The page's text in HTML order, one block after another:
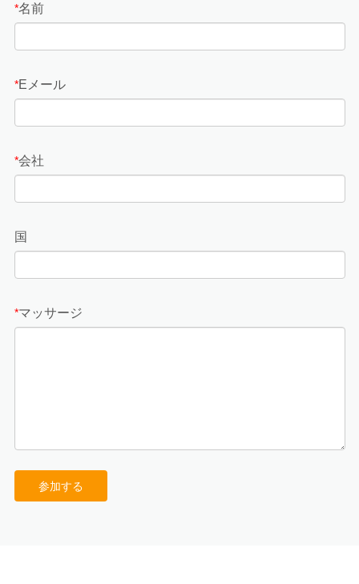
*名前
*Eメール
*会社
国
*マッサージ
参加する